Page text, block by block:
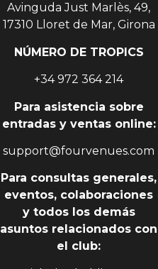
Avinguda Just Marlès, 49,
17310 Lloret de Mar, Girona
NÚMERO DE TROPICS
+34 972 364 214
Para asistencia sobre
entradas y ventas online:
support@fourvenues.com
Para consultas generales,
eventos, colaboraciones
y todos los demás
asuntos relacionados con
el club: